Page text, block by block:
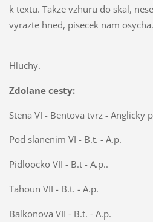
k textu. Takze vzhuru do skal,
vyrazte hned, pisecek nam osycha.
Hore zdar
Hluchy.
Zdolane cesty:
Stena VI - Bentova tvrz - Anglicky
Pod slanenim VI - B.t. - A.p.
Pidloocko VII - B.t - A.p..
Tahoun VII - B.t. - A.p.
Balkonova VII - B.t. - A.p.